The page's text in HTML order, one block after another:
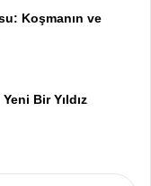
Koşmanın ve
Bir Yıldız